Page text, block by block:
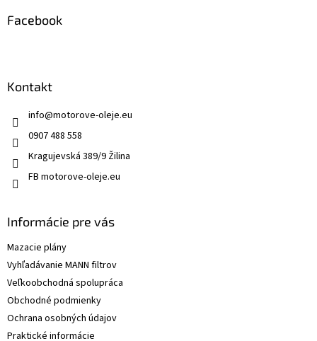
Facebook
Kontakt
info@motorove-oleje.eu
0907 488 558
Kragujevská 389/9 Žilina
FB motorove-oleje.eu
Informácie pre vás
Mazacie plány
Vyhľadávanie MANN filtrov
Veľkoobchodná spolupráca
Obchodné podmienky
Ochrana osobných údajov
Praktické informácie